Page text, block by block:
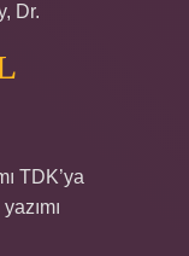
Dr.
TDK’ya